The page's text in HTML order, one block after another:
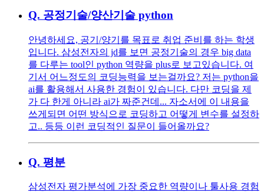
Q. 공정기술/양산기술 python
안녕하세요, 공기/양기를 목표로 취업 준비를 하는 학생
입니다. 삼성전자의 jd를 보면 공정기술의 경우 big data
를 다루는 tool인 python 역량을 plus로 보고있습니다. 여
기서 어느정도의 코딩능력을 보는걸까요? 저는 python을
ai를 활용해서 사용한 경험이 있습니다. 다만 코딩을 제
가 다 한게 아니라 ai가 짜준건데... 자소서에 이 내용을
쓰게되면 어떤 방식으로 코딩하고 어떻게 변수를 설정하
고.. 등등 이런 코딩적인 질문이 들어올까요?
Q. 평분
삼성전자 평가분석에 가장 중요한 역량이나 툴사용 경험